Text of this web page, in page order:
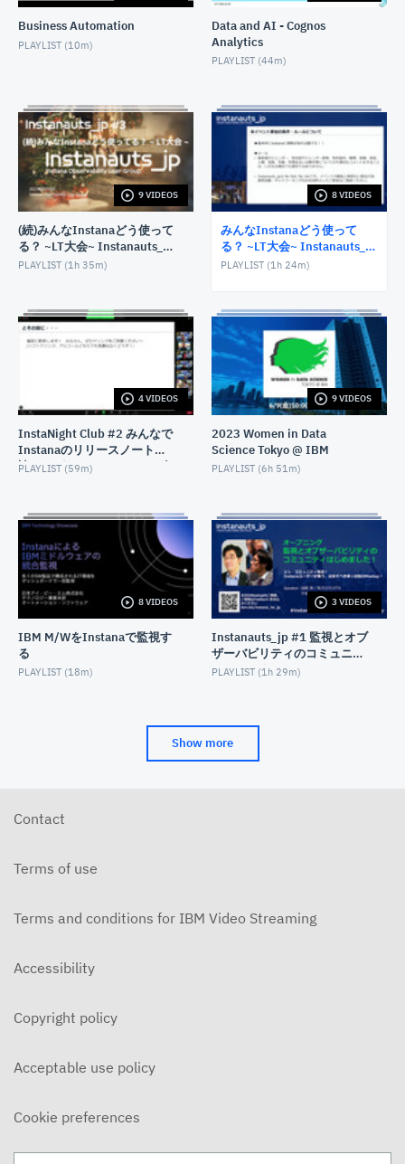
Business Automation
PLAYLIST (10m)
Data and AI - Cognos
Analytics
PLAYLIST (44m)
9 VIDEOS
(続)みんなInstanaどう使って
る？ ~LT大会~ Instanauts_jp
#3
PLAYLIST (1h 35m)
8 VIDEOS
みんなInstanaどう使って
る？ ~LT大会~ Instanauts_jp
#2
PLAYLIST (1h 24m)
4 VIDEOS
InstaNight Club #2 みんなで
Instanaのリリースノートを
読みながらワイワイ - 2023年
PLAYLIST (59m)
9 VIDEOS
2023 Women in Data
Science Tokyo @ IBM
PLAYLIST (6h 51m)
8 VIDEOS
IBM M/WをInstanaで監視す
る
PLAYLIST (18m)
3 VIDEOS
Instanauts_jp #1 監視とオブ
ザーバビリティのコミュニテ
ィはじめました！(Instana
PLAYLIST (1h 29m)
Show more
Contact
Terms of use
Terms and conditions for IBM Video Streaming
Accessibility
Copyright policy
Acceptable use policy
Cookie preferences